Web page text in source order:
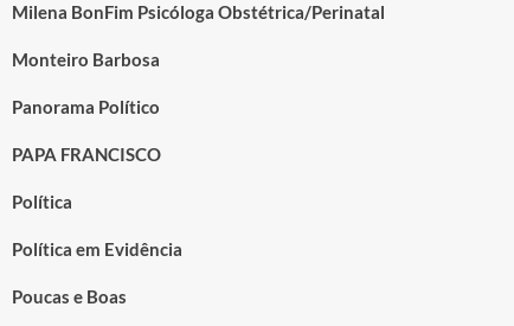
Milena BonFim Psicóloga Obstétrica/Perinatal
Monteiro Barbosa
Panorama Político
PAPA FRANCISCO
Política
Política em Evidência
Poucas e Boas